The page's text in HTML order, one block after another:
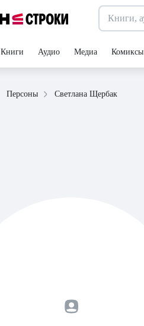
Книги Аудио Медиа Комиксы
Персоны Светлана Щербак